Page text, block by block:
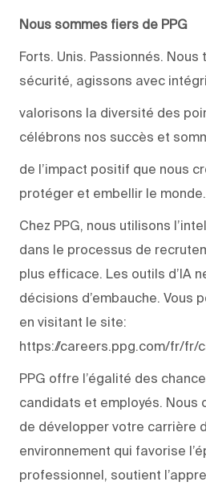
Nous sommes fiers de PPG
Forts. Unis. Passionnés.
sécurité, agissons avec
valorisons la diversité des
célébrons nos succès et
de l’impact positif que nous
protéger et embellir le monde.
Chez PPG, nous utilisons
dans le processus de
plus efficace. Les outils d’IA
décisions d’embauche. Vous
en visitant le site:
https://careers.ppg.com/fr/fr/
PPG offre l’égalité des
candidats et employés. Nous
de développer votre carrière
environnement qui favorise
professionnel, soutient